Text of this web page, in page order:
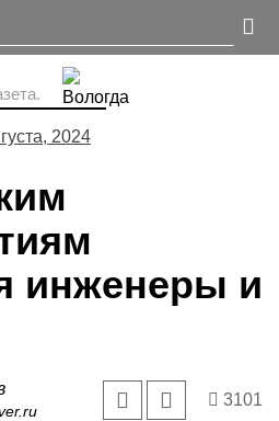
2024
инженеры и
3101